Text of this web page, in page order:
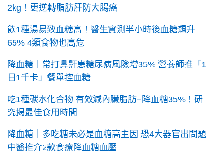
2kg！更逆轉脂肪肝防大腸癌
飲1種湯易致血糖高！醫生實測半小時後血糖飆升
65% 4類食物也高危
降血糖｜常打鼻鼾患糖尿病風險增35% 營養師推「1
日1千卡」餐單控血糖
吃1種碳水化合物 有效減內臟脂肪+降血糖35%！研
究揭最佳食用時間
降血糖｜多吃糖未必是血糖高主因 恐4大器官出問題
中醫推介2款食療降血糖血壓